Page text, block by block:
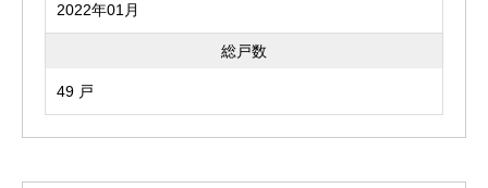
2022年01月
総戸数
49 戸